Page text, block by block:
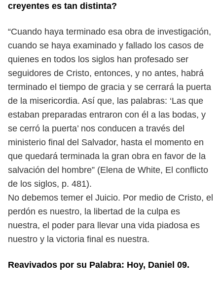
creyentes es tan distinta?
“Cuando haya terminado esa obra de investigación,
cuando se haya examinado y fallado los casos de
quienes en todos los siglos han profesado ser
seguidores de Cristo, entonces, y no antes, habrá
terminado el tiempo de gracia y se cerrará la puerta
de la misericordia. Así que, las palabras: ‘Las que
estaban preparadas entraron con él a las bodas, y
se cerró la puerta’ nos conducen a través del
ministerio final del Salvador, hasta el momento en
que quedará terminada la gran obra en favor de la
salvación del hombre” (Elena de White, El conflicto
de los siglos, p. 481).
No debemos temer el Juicio. Por medio de Cristo, el
perdón es nuestro, la libertad de la culpa es
nuestra, el poder para llevar una vida piadosa es
nuestro y la victoria final es nuestra.
Reavivados por su Palabra: Hoy, Daniel 09.